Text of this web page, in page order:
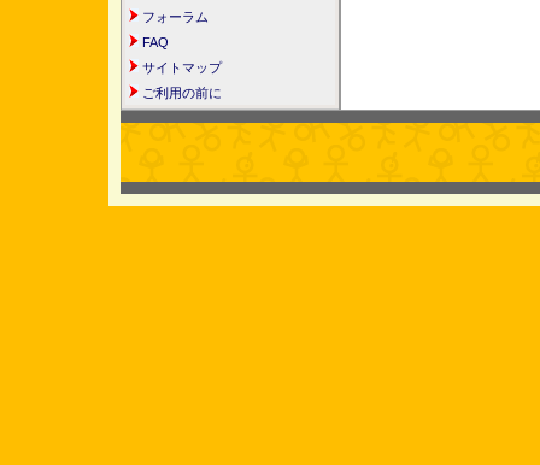
フォーラム
FAQ
サイトマップ
ご利用の前に